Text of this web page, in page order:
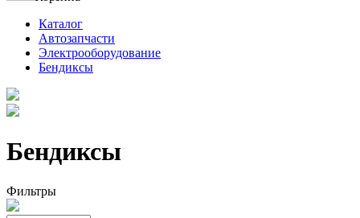
Каталог
Автозапчасти
Электрооборудование
Бендиксы
Бендиксы
Фильтры